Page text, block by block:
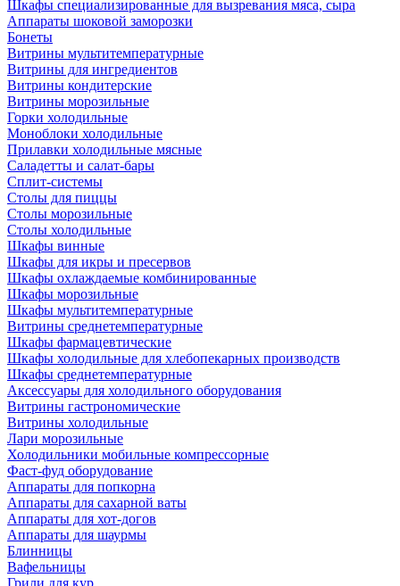
Шкафы специализированные для вызревания мяса, сыра
Аппараты шоковой заморозки
Бонеты
Витрины мультитемпературные
Витрины для ингредиентов
Витрины кондитерские
Витрины морозильные
Горки холодильные
Моноблоки холодильные
Прилавки холодильные мясные
Саладетты и салат-бары
Сплит-системы
Столы для пиццы
Столы морозильные
Столы холодильные
Шкафы винные
Шкафы для икры и пресервов
Шкафы охлаждаемые комбинированные
Шкафы морозильные
Шкафы мультитемпературные
Витрины среднетемпературные
Шкафы фармацевтические
Шкафы холодильные для хлебопекарных производств
Шкафы среднетемпературные
Аксессуары для холодильного оборудования
Витрины гастрономические
Витрины холодильные
Лари морозильные
Холодильники мобильные компрессорные
Фаст-фуд оборудование
Аппараты для попкорна
Аппараты для сахарной ваты
Аппараты для хот-догов
Аппараты для шаурмы
Блинницы
Вафельницы
Грили для кур